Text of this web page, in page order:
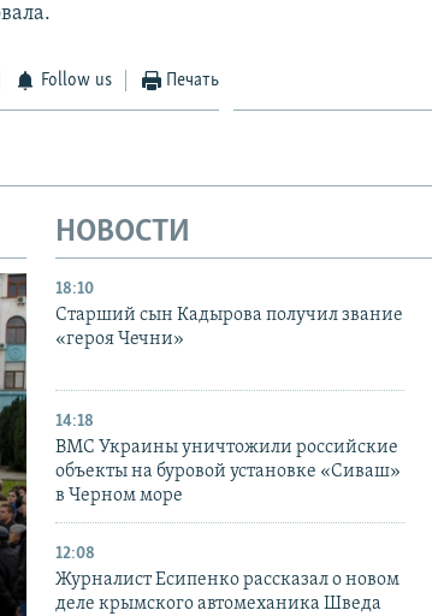
Follow us Печать
НОВОСТИ
18:10
Старший сын Кадырова получил звание
«героя Чечни»
14:18
ВМС Украины уничтожили российские
объекты на буровой установке «Сиваш»
в Черном море
12:08
Журналист Есипенко рассказал о новом
деле крымского автомеханика Шведа